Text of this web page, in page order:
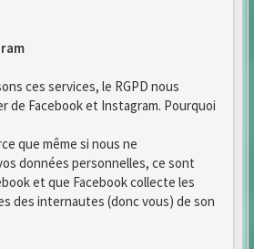
ces services, le RGPD nous
de Facebook et Instagram. Pourquoi
que même si nous ne
données personnelles, ce sont
et que Facebook collecte les
des internautes (donc vous) de son